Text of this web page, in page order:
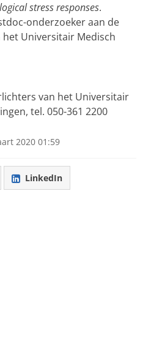
stress responses.
onderzoeker aan de
Universitair Medisch
van het Universitair
tel. 050-361 2200
2020 01:59
LinkedIn